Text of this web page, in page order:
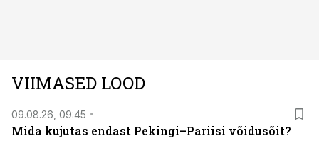
viasathistory.eu/ee
VIIMASED LOOD
09.08.26, 09:45
Mida kujutas endast Pekingi–Pariisi võidusõit?